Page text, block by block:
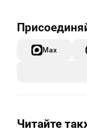
Max
Читайте